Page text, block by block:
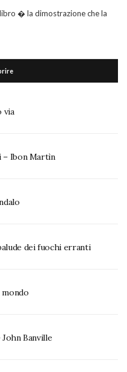
� la dimostrazione che la
via
– Ibon Martìn
dei fuochi erranti
Banville